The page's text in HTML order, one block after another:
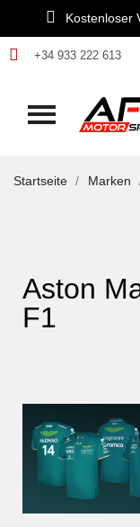
Kostenloser
+34 933 222 613
Startseite Marken
Aston
F1